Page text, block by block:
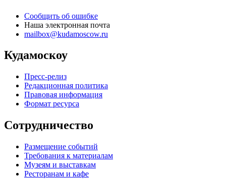
Сообщить об ошибке
Наша электронная почта
mailbox@kudamoscow.ru
Кудамоскоу
Пресс-релиз
Редакционная политика
Правовая информация
Формат ресурса
Сотрудничество
Размещение событий
Требования к материалам
Музеям и выставкам
Ресторанам и кафе